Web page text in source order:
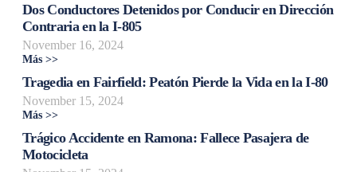
Dos Conductores Detenidos por Conducir en Dirección
Contraria en la I-805
November 16, 2024
Más >>
Tragedia en Fairfield: Peatón Pierde la Vida en la I-80
November 15, 2024
Más >>
Trágico Accidente en Ramona: Fallece Pasajera de
Motocicleta